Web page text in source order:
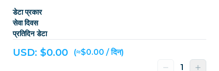
डेटा प्रकार
सेवा दिवस
प्रतिदिन डेटा
USD: $0.00 (≈$0.00 / दिन)